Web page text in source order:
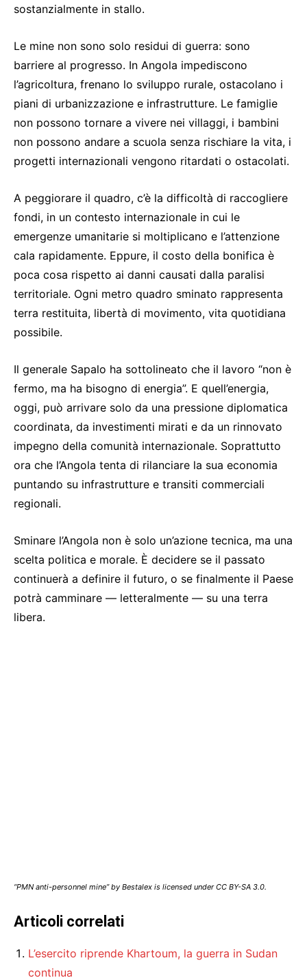
sostanzialmente in stallo.
Le mine non sono solo residui di guerra: sono
barriere al progresso. In Angola impediscono
l’agricoltura, frenano lo sviluppo rurale, ostacolano i
piani di urbanizzazione e infrastrutture. Le famiglie
non possono tornare a vivere nei villaggi, i bambini
non possono andare a scuola senza rischiare la vita, i
progetti internazionali vengono ritardati o ostacolati.
A peggiorare il quadro, c’è la difficoltà di raccogliere
fondi, in un contesto internazionale in cui le
emergenze umanitarie si moltiplicano e l’attenzione
cala rapidamente. Eppure, il costo della bonifica è
poca cosa rispetto ai danni causati dalla paralisi
territoriale. Ogni metro quadro sminato rappresenta
terra restituita, libertà di movimento, vita quotidiana
possibile.
Il generale Sapalo ha sottolineato che il lavoro “non è
fermo, ma ha bisogno di energia”. E quell’energia,
oggi, può arrivare solo da una pressione diplomatica
coordinata, da investimenti mirati e da un rinnovato
impegno della comunità internazionale. Soprattutto
ora che l’Angola tenta di rilanciare la sua economia
puntando su infrastrutture e transiti commerciali
regionali.
Sminare l’Angola non è solo un’azione tecnica, ma una
scelta politica e morale. È decidere se il passato
continuerà a definire il futuro, o se finalmente il Paese
potrà camminare — letteralmente — su una terra
libera.
“PMN anti-personnel mine” by Bestalex is licensed under CC BY-SA 3.0.
Articoli correlati
L’esercito riprende Khartoum, la guerra in Sudan
continua